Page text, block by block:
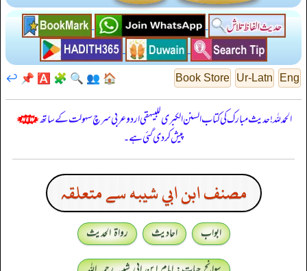
Eng
Ur-Latn
Book Store
🏠
👥
🔍
🧩
🅰️
📌
↩️
الحمدللہ! حدیث مبارک کی کتاب السنن الكبرى للبيهقي اردو عربی سرچ سہولت کے ساتھ
پیش کر دی گئی ہے۔
مصنف ابن ابي شيبه سے متعلقہ
ابواب احادیث
رواۃ الحدیث